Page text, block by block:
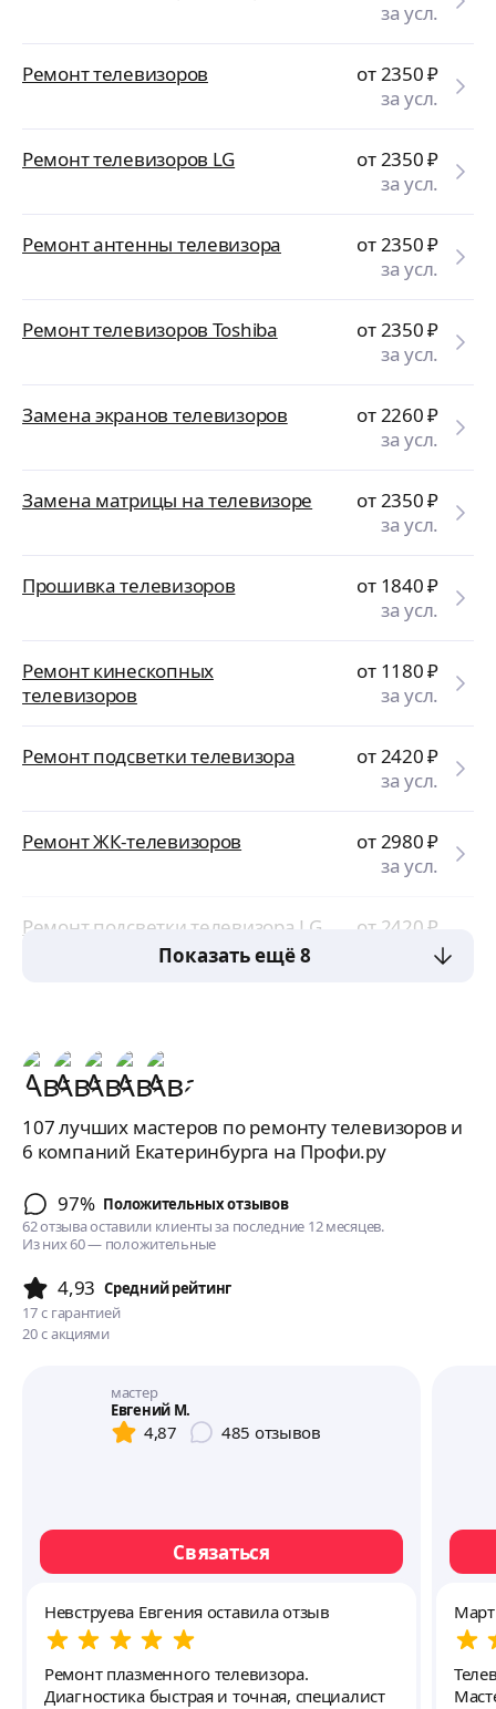
за усл.
Ремонт телевизоров от 2350₽
за усл.
Ремонт телевизоров LG от 2350₽
за усл.
Ремонт антенны телевизора от 2350₽
за усл.
Ремонт телевизоров Toshiba от 2350₽
за усл.
Замена экранов телевизоров от 2260₽
за усл.
Замена матрицы на телевизоре от 2350₽
за усл.
Прошивка телевизоров от 1840₽
за усл.
Ремонт кинескопных
телевизоров
от 1180₽
за усл.
Ремонт подсветки телевизора от 2420₽
за усл.
Ремонт ЖК-телевизоров от 2980₽
за усл.
Ремонт подсветки телевизора LG от 2420₽
за усл.
Показать ещё 8
107 лучших мастеров по ремонту телевизоров и
6 компаний Екатеринбурга на Профи.ру
97% Положительных отзывов
62 отзыва оставили клиенты за последние 12 месяцев.
Из них 60 — положительные
4,93 Cредний рейтинг
17 с гарантией
20 с акциями
мастер
Евгений М.
4,87 485 отзывов
Связаться
Невструева Евгения оставила отзыв
Ремонт плазменного телевизора.
Диагностика быстрая и точная, специалист